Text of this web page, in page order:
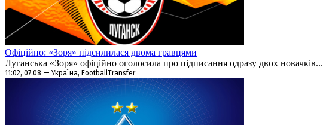
Офіційно: «Зоря» підсилилася двома гравцями
Луганська «Зоря» офіційно оголосила про підписання одразу двох новачків...
11:02, 07.08 — Україна, FootballTransfer